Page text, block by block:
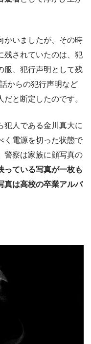
かいましたが、その時
残されていたのは、犯
服、犯行声明として残
からの犯行声明など
と断定したのです。
犯人である金川真大に
く電源を切った状態で
警察は家族に顔写真の
っている写真が一枚も
真は高校の卒業アルバ